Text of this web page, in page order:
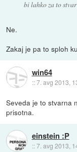
bi lahko za to
Ne.
Zakaj je pa to sploh
win64
::7. avg 2013,
Seveda je to stvarna
prisotna.
einstein :P
::7. avg 2013,